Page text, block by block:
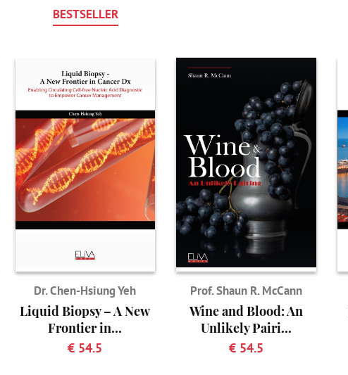
BESTSELLER
Dr. Chen-Hsiung Yeh
Liquid Biopsy – A New
Frontier in...
€ 54.5
Prof. Shaun R. McCann
Wine and Blood: An
Unlikely Pairi...
€ 54.5